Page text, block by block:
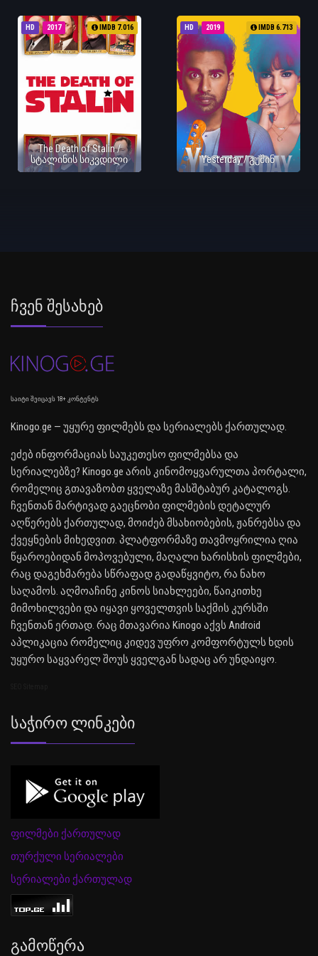
HD 2017 IMDB 7.016
The Death of Stalin /
სტალინის სიკვდილი
HD 2019 IMDB 6.713
Yesterday / გუშინ
Ჩვენ Შესახებ
საიტი შეიცავს 18+ კონტენტს
Kinogo.ge — უყურე ფილმებს და სერიალებს ქართულად.
ეძებ ინფორმაციას საუკეთესო ფილმებსა და
სერიალებზე? Kinogo.ge არის კინომოყვარულთა პორტალი,
რომელიც გთავაზობთ ყველაზე მასშტაბურ კატალოგს.
ჩვენთან მარტივად გაეცნობი ფილმების დეტალურ
აღწერებს ქართულად, მოიძებ მსახიობების, ჟანრებსა და
ქვეყნების მიხედვით. პლატფორმაზე თავმოყრილია ღია
წყაროებიდან მოპოვებული, მაღალი ხარისხის ფილმები,
რაც დაგეხმარება სწრაფად გადაწყვიტო, რა ნახო
საღამოს. აღმოაჩინე კინოს სიახლეები, წაიკითხე
მიმოხილვები და იყავი ყოველთვის საქმის კურსში
ჩვენთან ერთად. რაც მთავარია Kinogo აქვს Android
აპლიკაცია რომელიც კიდევ უფრო კომფორტულს ხდის
უყურო საყვარელ შოუს ყველგან სადაც არ უნდაიყო.
Საჭირო Ლინკები
ფილმები ქართულად
თურქული სერიალები
სერიალები ქართულად
Გამოწერა